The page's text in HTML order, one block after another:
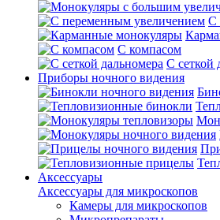
С
С компасом
С сеткой
Приборы ночного видения
Аксессуары
Аксессуары для микроскопов
Камеры для микроскопов